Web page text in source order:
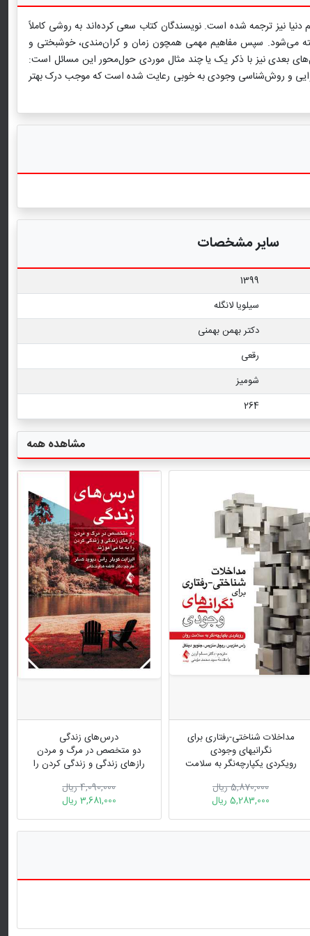
نیز ترجمه شده است. نویسندگان کتاب سعی کرده‌اند به روشی کاملاً
می‌شود. سپس مفاهیم مهمی همچون زمان و کران‌مندی، خوشبختی و
بعدی نیز با ذکر یک یا چند مثال موردی حول‌محور این مسائل است:
و روش‌شناسی وجودی به خوبی رعایت شده است که موجب درک بهتر
سایر مشخصات
1399
سیلویا لانگله
دکتر بهمن بهمنی
رقعی
شومیز
264
مشاهده همه
مداخلات شناختی-رفتاری برای
نگرانیهای وجودی
رویکردی یکپارچه‌نگر به سلامت
5,870,000 ریال
5,283,000 ریال
درس‌های زندگی
دو متخصص در مرگ و مردن
رازهای زندگی و زندگی کردن را
4,090,000 ریال
3,681,000 ریال